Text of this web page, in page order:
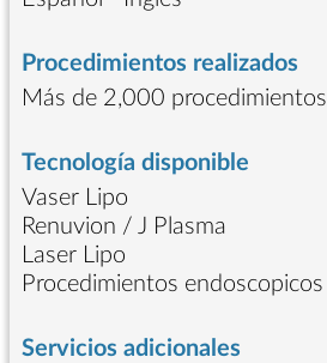
Procedimientos realizados
Más de 2,000 procedimientos
Tecnología disponible
Vaser Lipo
Renuvion / J Plasma
Laser Lipo
Procedimientos endoscopicos
Servicios adicionales